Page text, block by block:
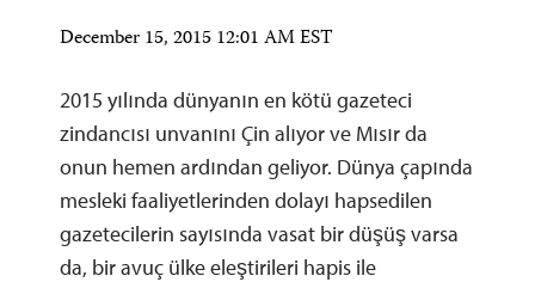
December 15, 2015 12:01 AM EST
2015 yılında dünyanın en kötü gazeteci
zindancısı unvanını Çin alıyor ve Mısır da
onun hemen ardından geliyor. Dünya çapında
mesleki faaliyetlerinden dolayı hapsedilen
gazetecilerin sayısında vasat bir düşüş varsa
da, bir avuç ülke eleştirileri hapis ile